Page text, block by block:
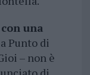
una
Punto di
– non è